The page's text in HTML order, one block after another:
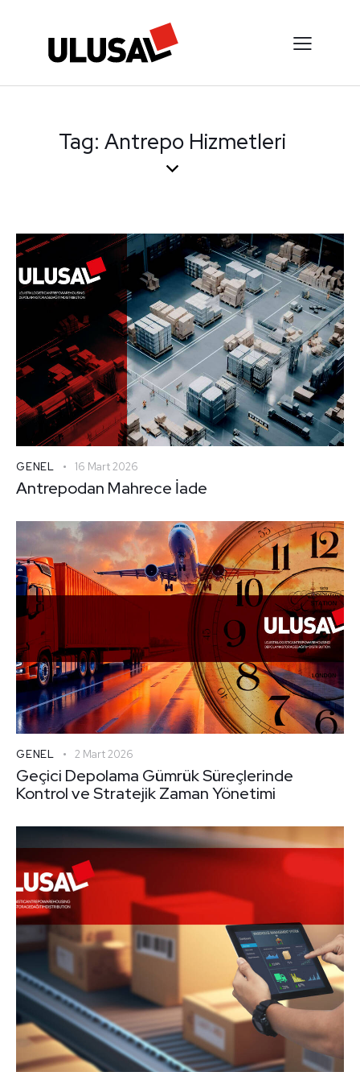
Tag: Antrepo Hizmetleri
GENEL 16 Mart 2026
Antrepodan Mahrece İade
GENEL 2 Mart 2026
Geçici Depolama Gümrük Süreçlerinde
Kontrol ve Stratejik Zaman Yönetimi